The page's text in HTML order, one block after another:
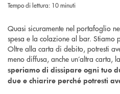
Tempo di lettura: 10 minuti
Quasi sicuramente nel portafoglio
spesa e la colazione al bar. Stiamo
Oltre alla carta di debito, potresti
meno diffusa, anche un’altra carta,
speriamo di dissipare ogni tuo
due e chiarire perché potresti